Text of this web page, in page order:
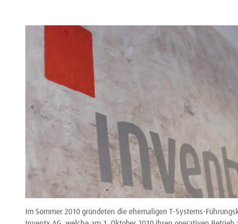
Im Sommer 2010 gründeten die ehemaligen T-Systems-